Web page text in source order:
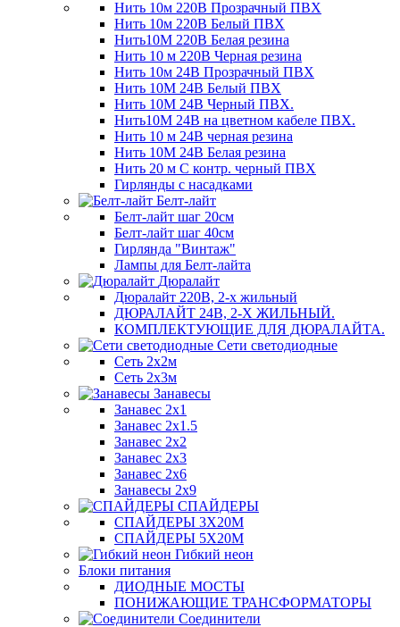
Нить 10м 220В Прозрачный ПВХ
Нить 10м 220В Белый ПВХ
Нить10М 220В Белая резина
Нить 10 м 220В Черная резина
Нить 10м 24В Прозрачный ПВХ
Нить 10М 24В Белый ПВХ
Нить 10М 24В Черный ПВХ.
Нить10М 24В на цветном кабеле ПВХ.
Нить 10 м 24В черная резина
Нить 10М 24В Белая резина
Нить 20 м С контр. черный ПВХ
Гирлянды с насадками
Белт-лайт
Белт-лайт шаг 20см
Белт-лайт шаг 40см
Гирлянда "Винтаж"
Лампы для Белт-лайта
Дюралайт
Дюралайт 220В, 2-х жильный
ДЮРАЛАЙТ 24В, 2-Х ЖИЛЬНЫЙ.
КОМПЛЕКТУЮЩИЕ ДЛЯ ДЮРАЛАЙТА.
Сети светодиодные
Сеть 2х2м
Сеть 2х3м
Занавесы
Занавес 2х1
Занавес 2х1.5
Занавес 2х2
Занавес 2х3
Занавес 2х6
Занавесы 2х9
СПАЙДЕРЫ
СПАЙДЕРЫ 3Х20М
СПАЙДЕРЫ 5Х20М
Гибкий неон
Блоки питания
ДИОДНЫЕ МОСТЫ
ПОНИЖАЮЩИЕ ТРАНСФОРМАТОРЫ
Соединители